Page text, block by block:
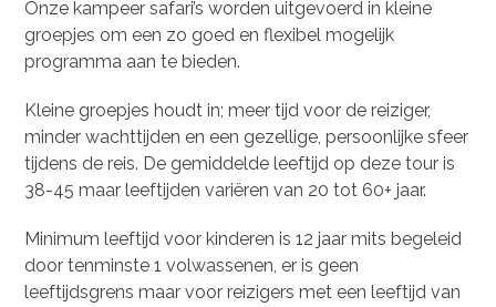
Onze kampeer safari’s worden uitgevoerd in kleine
groepjes om een zo goed en flexibel mogelijk
programma aan te bieden.
Kleine groepjes houdt in; meer tijd voor de reiziger,
minder wachttijden en een gezellige, persoonlijke sfeer
tijdens de reis. De gemiddelde leeftijd op deze tour is
38-45 maar leeftijden variëren van 20 tot 60+ jaar.
Minimum leeftijd voor kinderen is 12 jaar mits begeleid
door tenminste 1 volwassenen, er is geen
leeftijdsgrens maar voor reizigers met een leeftijd van